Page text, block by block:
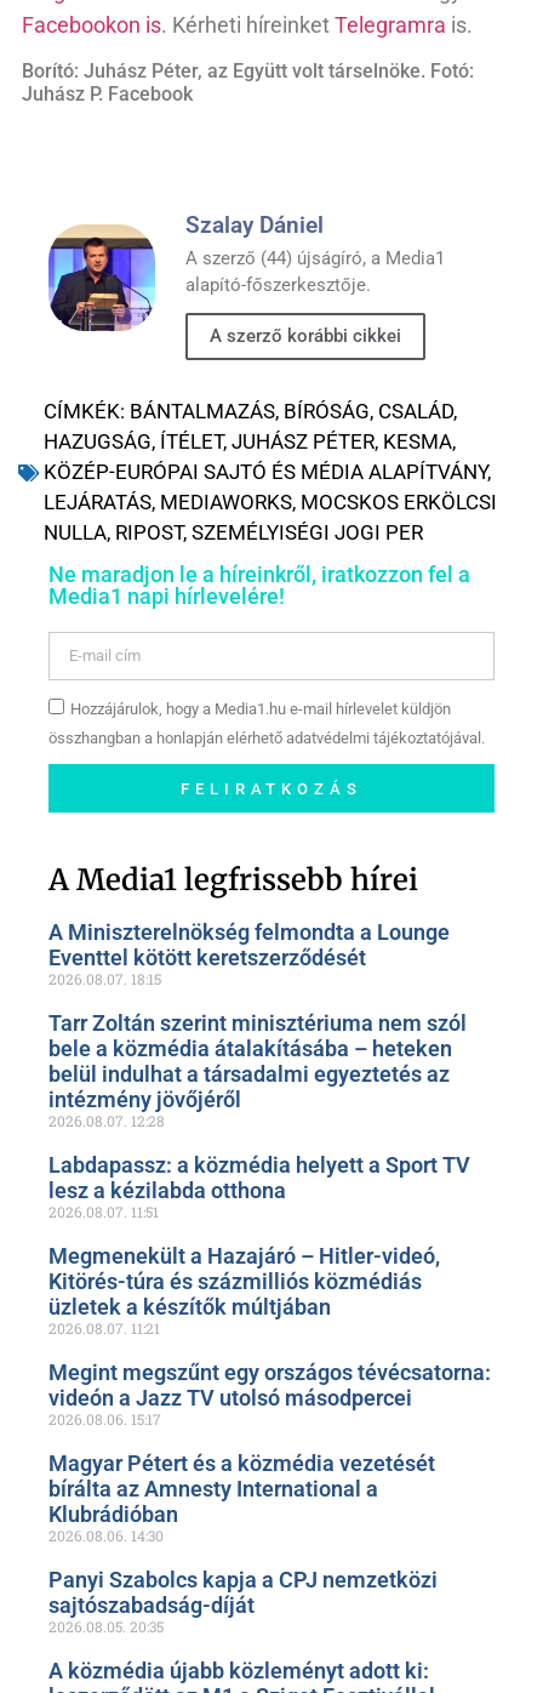
Facebookon is. Kérheti híreinketTelegramra is.
Borító: Juhász Péter, az Együtt volt társelnöke. Fotó:
Juhász P. Facebook
Szalay Dániel
A szerző (44) újságíró, a Media1
alapító-főszerkesztője.
A szerző korábbi cikkei
CÍMKÉK: BÁNTALMAZÁS, BÍRÓSÁG, CSALÁD,
HAZUGSÁG, ÍTÉLET, JUHÁSZ PÉTER, KESMA,
KÖZÉP-EURÓPAI SAJTÓ ÉS MÉDIA ALAPÍTVÁNY,
LEJÁRATÁS, MEDIAWORKS, MOCSKOS ERKÖLCSI
NULLA, RIPOST, SZEMÉLYISÉGI JOGI PER
Ne maradjon le a híreinkről, iratkozzon fel a
Media1 napi hírlevelére!
Hozzájárulok, hogy a Media1.hu e-mail hírlevelet küldjön
összhangban a honlapján elérhető adatvédelmi tájékoztatójával.
FELIRATKOZÁS
oldalunkon!
A Media1 legfrissebb hírei
A Miniszterelnökség felmondta a Lounge
Eventtel kötött keretszerződését
2026.08.07. 18:15
Tarr Zoltán szerint minisztériuma nem szól
bele a közmédia átalakításába – heteken
belül indulhat a társadalmi egyeztetés az
intézmény jövőjéről
2026.08.07. 12:28
Labdapassz: a közmédia helyett a Sport TV
lesz a kézilabda otthona
2026.08.07. 11:51
Megmenekült a Hazajáró – Hitler-videó,
Kitörés-túra és százmilliós közmédiás
üzletek a készítők múltjában
2026.08.07. 11:21
Megint megszűnt egy országos tévécsatorna:
videón a Jazz TV utolsó másodpercei
2026.08.06. 15:17
Magyar Pétert és a közmédia vezetését
bírálta az Amnesty International a
Klubrádióban
2026.08.06. 14:30
Panyi Szabolcs kapja a CPJ nemzetközi
sajtószabadság-díját
2026.08.05. 20:35
A közmédia újabb közleményt adott ki: